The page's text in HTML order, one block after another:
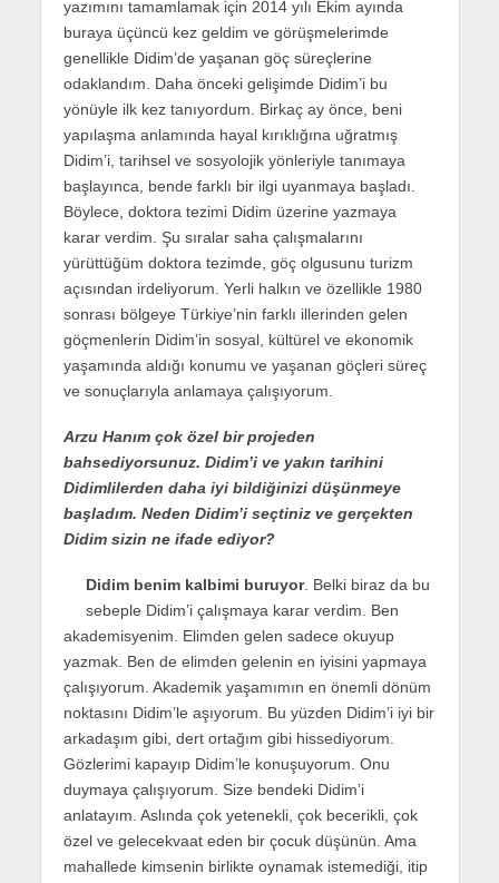
yazımını tamamlamak için 2014 yılı Ekim ayında
buraya üçüncü kez geldim ve görüşmelerimde
genellikle Didim’de yaşanan göç süreçlerine
odaklandım. Daha önceki gelişimde Didim’i bu
yönüyle ilk kez tanıyordum. Birkaç ay önce, beni
yapılaşma anlamında hayal kırıklığına uğratmış
Didim’i, tarihsel ve sosyolojik yönleriyle tanımaya
başlayınca, bende farklı bir ilgi uyanmaya başladı.
Böylece, doktora tezimi Didim üzerine yazmaya
karar verdim. Şu sıralar saha çalışmalarını
yürüttüğüm doktora tezimde, göç olgusunu turizm
açısından irdeliyorum. Yerli halkın ve özellikle 1980
sonrası bölgeye Türkiye’nin farklı illerinden gelen
göçmenlerin Didim’in sosyal, kültürel ve ekonomik
yaşamında aldığı konumu ve yaşanan göçleri süreç
ve sonuçlarıyla anlamaya çalışıyorum.
Arzu Hanım çok özel bir projeden
bahsediyorsunuz. Didim’i ve yakın tarihini
Didimlilerden daha iyi bildiğinizi düşünmeye
başladım. Neden Didim’i seçtiniz ve gerçekten
Didim sizin ne ifade ediyor?
Didim benim kalbimi buruyor. Belki biraz da bu
sebeple Didim’i çalışmaya karar verdim. Ben
akademisyenim. Elimden gelen sadece okuyup
yazmak. Ben de elimden gelenin en iyisini yapmaya
çalışıyorum. Akademik yaşamımın en önemli dönüm
noktasını Didim’le aşıyorum. Bu yüzden Didim’i iyi bir
arkadaşım gibi, dert ortağım gibi hissediyorum.
Gözlerimi kapayıp Didim’le konuşuyorum. Onu
duymaya çalışıyorum. Size bendeki Didim’i
anlatayım. Aslında çok yetenekli, çok becerikli, çok
özel ve gelecekvaat eden bir çocuk düşünün. Ama
mahallede kimsenin birlikte oynamak istemediği, itip